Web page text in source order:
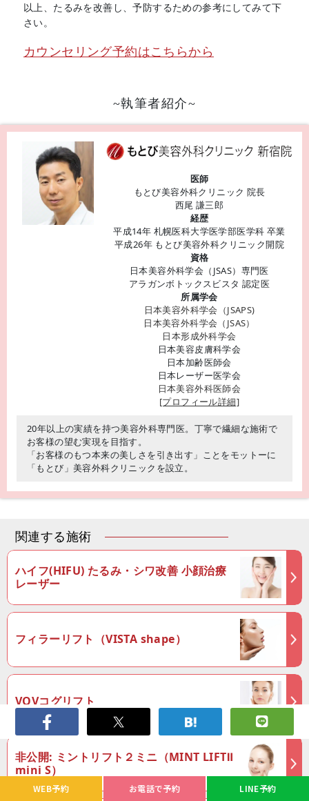
以上、たるみを改善し、予防するための参考にしてみて下
さい。
カウンセリング予約はこちらから
WEB予約 お電話で予約 LINE予約
~執筆者紹介~
医師
もとび美容外科クリニック 院長
西尾 謙三郎
経歴
平成14年 札幌医科大学医学部医学科 卒業
平成26年 もとび美容外科クリニック開院
資格
日本美容外科学会（JSAS）専門医
アラガンボトックスビスタ 認定医
所属学会
日本美容外科学会（JSAPS)
日本美容外科学会（JSAS）
日本形成外科学会
日本美容皮膚科学会
日本加齢医師会
日本レーザー医学会
日本美容外科医師会
[プロフィール詳細]
20年以上の実績を持つ美容外科専門医。丁寧で繊細な施術で
お客様の望む実現を目指す。
「お客様のもつ本来の美しさを引き出す」ことをモットーに
「もとび」美容外科クリニックを設立。
関連する施術
ハイフ(HIFU) たるみ・シワ改善 小顔治療
レーザー
フィラーリフト（VISTA shape）
VOVコグリフト
非公開: ミントリフト２ミニ（MINT LIFTⅡ
mini S）